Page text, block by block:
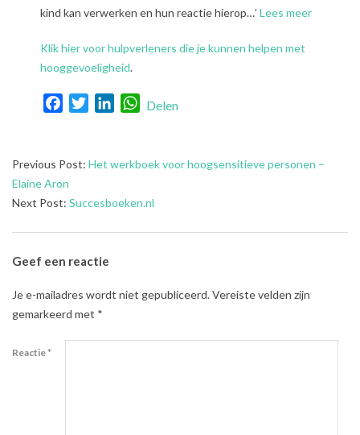
kind kan verwerken en hun reactie hierop…’ Lees meer
Klik hier voor hulpverleners die je kunnen helpen met
hooggevoeligheid.
FacebookTwitterLinkedInWhatsApp
Delen
2018-
07-
13
Previous Post: Het werkboek voor hoogsensitieve personen –
Elaine Aron
Next Post: Succesboeken.nl
Geef een reactie
Je e-mailadres wordt niet gepubliceerd.Vereiste velden zijn
gemarkeerd met *
Reactie*